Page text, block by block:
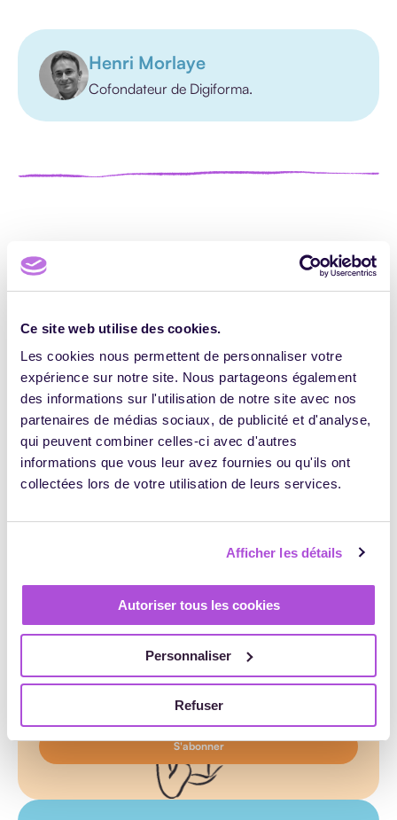
Ce site web utilise des cookies.
Les cookies nous permettent de personnaliser votre
expérience sur notre site. Nous partageons également
des informations sur l'utilisation de notre site avec nos
partenaires de médias sociaux, de publicité et d'analyse,
qui peuvent combiner celles-ci avec d'autres
informations que vous leur avez fournies ou qu'ils ont
collectées lors de votre utilisation de leurs services.
Afficher les détails
Autoriser tous les cookies
Personnaliser
Refuser
Henri Morlaye
Cofondateur de Digiforma.
RECOMMANDÉS POUR VOUS
Haut de page
Abonnez-vous à notre newsletter !